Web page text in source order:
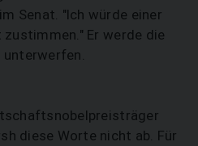
Senat. "Ich würde einer
Er werde die
diese Worte nicht ab. Für